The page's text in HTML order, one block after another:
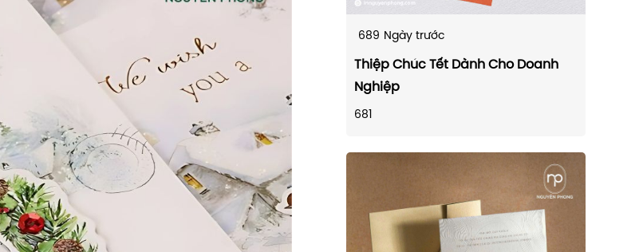
689 Ngày trước
Thiệp Chúc Tết Dành Cho Doanh
Nghiệp
681